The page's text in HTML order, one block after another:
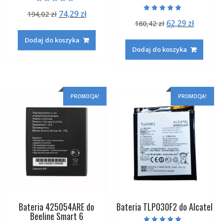
5.00
na 5
194,02zł Pierwotna
wynosiła:
194,02 zł.
74,29 złAktualna
74,29 zł.
Dodaj do koszyka
5.00
na 5
160,42zł Pierwotna
wynosiła:
160,42 zł.
62,29 zł
62,29
Dodaj do koszyka
PROMOCJA!
Bateria 425054ARE do
Beeline Smart 6
PROMOCJA!
Bateria TLP030F2 do Alcatel